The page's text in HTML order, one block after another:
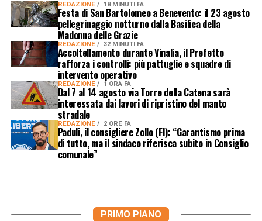
REDAZIONE 18 MINUTI FA
Festa di San Bartolomeo a Benevento: il 23 agosto
pellegrinaggio notturno dalla Basilica della
Madonna delle Grazie
REDAZIONE 32 MINUTI FA
Accoltellamento durante Vinalia, il Prefetto
rafforza i controlli: più pattuglie e squadre di
intervento operativo
REDAZIONE 1 ORA FA
Dal 7 al 14 agosto via Torre della Catena sarà
interessata dai lavori di ripristino del manto
stradale
REDAZIONE 2 ORE FA
Paduli, il consigliere Zollo (FI): “Garantismo prima
di tutto, ma il sindaco riferisca subito in Consiglio
comunale”
PRIMO PIANO